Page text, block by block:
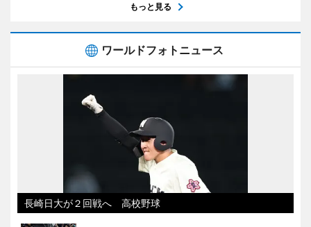
もっと見る
ワールドフォトニュース
長崎日大が２回戦へ 高校野球